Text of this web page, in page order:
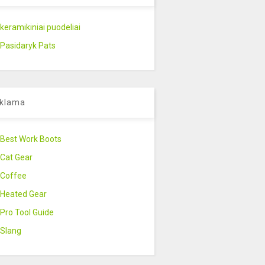
keramikiniai puodeliai
Pasidaryk Pats
Best Work Boots
Cat Gear
Coffee
Heated Gear
Pro Tool Guide
Slang